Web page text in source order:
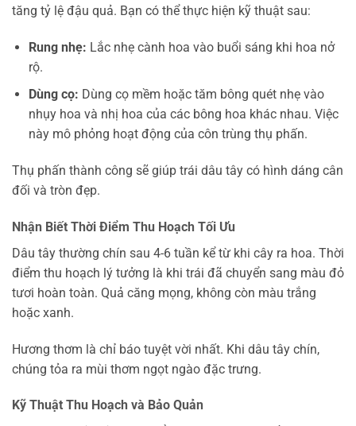
tăng tỷ lệ đậu quả. Bạn có thể thực hiện kỹ thuật sau:
Rung nhẹ: Lắc nhẹ cành hoa vào buổi sáng khi hoa nở
rộ.
Dùng cọ: Dùng cọ mềm hoặc tăm bông quét nhẹ vào
nhụy hoa và nhị hoa của các bông hoa khác nhau. Việc
này mô phỏng hoạt động của côn trùng thụ phấn.
Thụ phấn thành công sẽ giúp trái dâu tây có hình dáng cân
đối và tròn đẹp.
Nhận Biết Thời Điểm Thu Hoạch Tối Ưu
Dâu tây thường chín sau 4-6 tuần kể từ khi cây ra hoa. Thời
điểm thu hoạch lý tưởng là khi trái đã chuyển sang màu đỏ
tươi hoàn toàn. Quả căng mọng, không còn màu trắng
hoặc xanh.
Hương thơm là chỉ báo tuyệt vời nhất. Khi dâu tây chín,
chúng tỏa ra mùi thơm ngọt ngào đặc trưng.
Kỹ Thuật Thu Hoạch và Bảo Quản